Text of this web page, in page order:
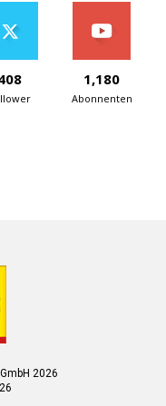
1,180
Abonnenten
2026